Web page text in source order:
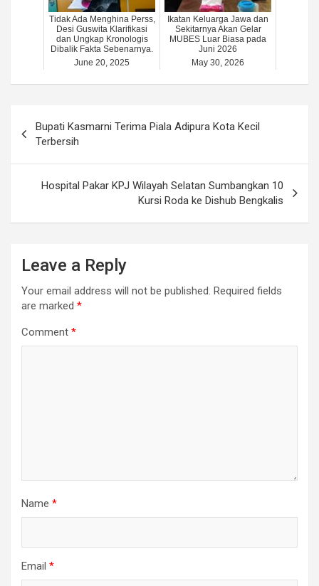
Tidak Ada Menghina Perss,
Desi Guswita Klarifikasi
dan Ungkap Kronologis
Dibalik Fakta Sebenarnya.
June 20, 2025
Ikatan Keluarga Jawa dan
Sekitarnya Akan Gelar
MUBES Luar Biasa pada
Juni 2026
May 30, 2026
navigation
Bupati Kasmarni Terima Piala Adipura Kota Kecil
Terbersih
Hospital Pakar KPJ Wilayah Selatan Sumbangkan 10
Kursi Roda ke Dishub Bengkalis
Leave a Reply
Your email address will not be published. Required fields
are marked *
Comment *
Name *
Email *